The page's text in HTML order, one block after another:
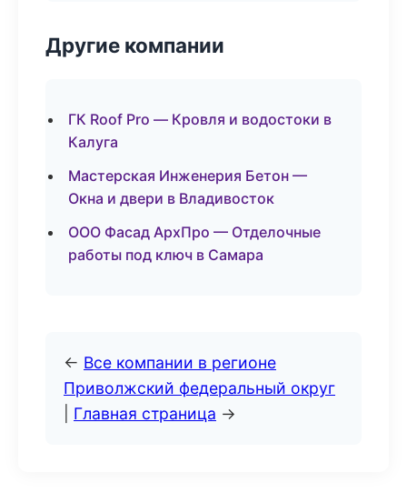
Другие компании
ГК Roof Pro — Кровля и водостоки в
Калуга
Мастерская Инженерия Бетон —
Окна и двери в Владивосток
ООО Фасад АрхПро — Отделочные
работы под ключ в Самара
← Все компании в регионе
Приволжский федеральный округ
Главная страница →